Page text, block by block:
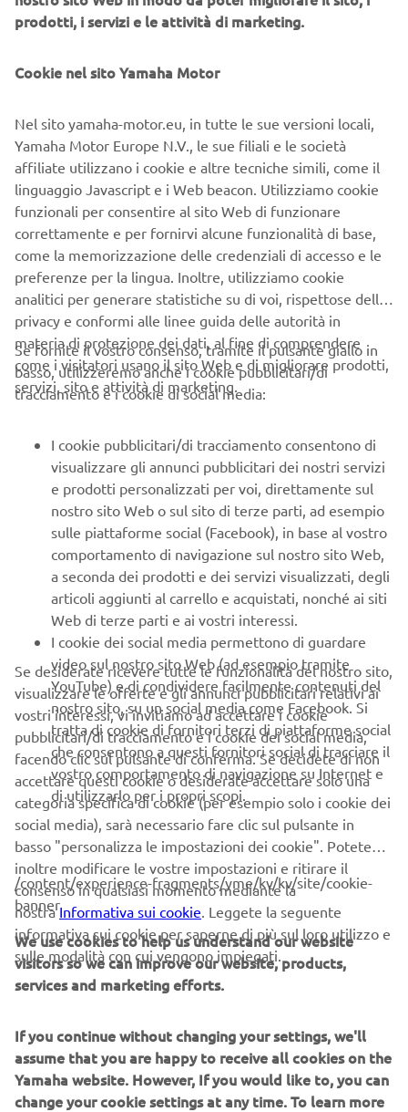
LIVREA TÉNÉRÉ 70° ANNIVERSARIO
Un design già leggendario, nato per rendere omaggio a
una storia di passione e conquiste straordinarie.
Settant’anni di emozioni, avventure e innovazione: una
nuova livrea celebrativa per i 70 anni di Yamaha pronta a
far vibrare il cuore di tutti gli appassionati di Motorally.
Scopri di più
LIVREA R1 SBK 70° ANNIVERSARIO
Carenatura bianca con i classici speed block rossi sfoggiata
con orgoglio dal team DmR Racing Yamaha, un omaggio
alla storia, alla passione e all’innovazione che da sette
decenni fanno grande il nome Yamaha nel mondo delle
corse.
Scopri di più
SPIRIT OF CHALLENGE - L'EVENTO - GALLERY
FOTOGRAFICA
È stato pazzesco: più di 5.000 persone, oltre 1.000 test
momenti più emozionanti, guarda ora la gallery
fotografica!
Scopri di più
prodotti, i servizi e le attività di marketing.
Cookie nel sito Yamaha Motor
Nel sito yamaha-motor.eu, in tutte le sue versioni locali,
Yamaha Motor Europe N.V., le sue filiali e le società
affiliate utilizzano i cookie e altre tecniche simili, come il
linguaggio Javascript e i Web beacon. Utilizziamo cookie
funzionali per consentire al sito Web di funzionare
correttamente e per fornirvi alcune funzionalità di base,
come la memorizzazione delle credenziali di accesso e le
preferenze per la lingua. Inoltre, utilizziamo cookie
analitici per generare statistiche su di voi, rispettose della
privacy e conformi alle linee guida delle autorità in
materia di protezione dei dati, al fine di comprendere
come i visitatori usano il sito Web e di migliorare prodotti,
servizi, sito e attività di marketing.
Se fornite il vostro consenso, tramite il pulsante giallo in
basso, utilizzeremo anche i cookie pubblicitari/di
tracciamento e i cookie di social media:
I cookie pubblicitari/di tracciamento consentono di
visualizzare gli annunci pubblicitari dei nostri servizi
e prodotti personalizzati per voi, direttamente sul
nostro sito Web o sul sito di terze parti, ad esempio
sulle piattaforme social (Facebook), in base al vostro
comportamento di navigazione sul nostro sito Web,
a seconda dei prodotti e dei servizi visualizzati, degli
articoli aggiunti al carrello e acquistati, nonché ai siti
Web di terze parti e ai vostri interessi.
I cookie dei social media permettono di guardare
video sul nostro sito Web (ad esempio tramite
YouTube) e di condividere facilmente contenuti del
nostro sito, su un social media come Facebook. Si
tratta di cookie di fornitori terzi di piattaforme social
che consentono a questi fornitori social di tracciare il
vostro comportamento di navigazione su Internet e
di utilizzarlo per i propri scopi.
Se desiderate ricevere tutte le funzionalità del nostro sito,
visualizzare le offerte e gli annunci pubblicitari relativi ai
vostri interessi, vi invitiamo ad accettare i cookie
pubblicitari/di tracciamento e i cookie dei social media,
facendo clic sul pulsante di conferma. Se decidete di non
accettare questi cookie o desiderate accettare solo una
categoria specifica di cookie (per esempio solo i cookie dei
social media), sarà necessario fare clic sul pulsante in
basso "personalizza le impostazioni dei cookie". Potete
inoltre modificare le vostre impostazioni e ritirare il
consenso in qualsiasi momento mediante la
nostraInformativa sui cookie. Leggete la seguente
informativa sui cookie per saperne di più sul loro utilizzo e
sulle modalità con cui vengono impiegati.
/content/experience-fragments/yme/kv/kv/site/cookie-
banner
We use cookies to help us understand our website
visitors so we can improve our website, products,
services and marketing efforts.
If you continue without changing your settings, we'll
assume that you are happy to receive all cookies on the
Yamaha website. However, If you would like to, you can
change your cookie settings at any time. To learn more